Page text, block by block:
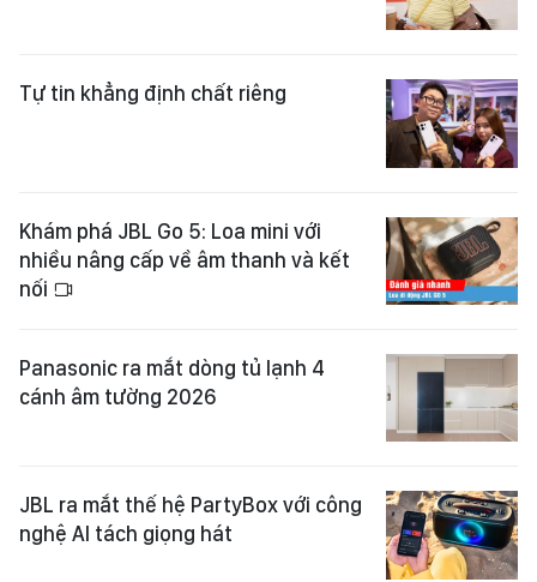
Tự tin khẳng định chất riêng
Khám phá JBL Go 5: Loa mini với
nhiều nâng cấp về âm thanh và kết
nối
Panasonic ra mắt dòng tủ lạnh 4
cánh âm tường 2026
JBL ra mắt thế hệ PartyBox với công
nghệ AI tách giọng hát